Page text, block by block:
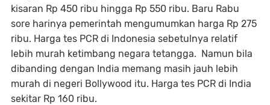
kisaran Rp 450 ribu hingga Rp 550 ribu. Baru Rabu
sore harinya pemerintah mengumumkan harga Rp 275
ribu. Harga tes PCR di Indonesia sebetulnya relatif
lebih murah ketimbang negara tetangga. Namun bila
dibanding dengan India memang masih jauh lebih
murah di negeri Bollywood itu. Harga tes PCR di India
sekitar Rp 160 ribu.